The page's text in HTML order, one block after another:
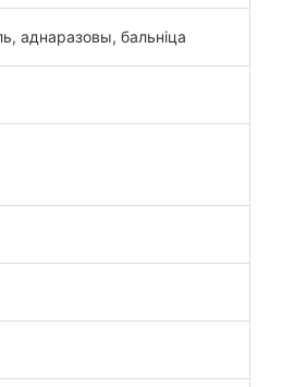
аднаразовы, бальніца